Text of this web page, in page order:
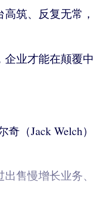
筑、反复无常
业才能在颠覆
（Jack Welch
售慢增长业务